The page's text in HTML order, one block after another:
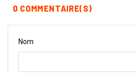
0 COMMENTAIRE(S)
Nom